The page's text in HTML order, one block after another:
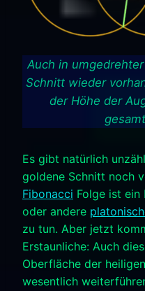
Auch in
Schnitt wieder
der Höhe der
Es gibt natürlich
goldene Schnitt noch
Fibonacci Folge ist ein
oder andere
zu tun. Aber jetzt
Erstaunliche: Auch
Oberfläche der
wesentlich